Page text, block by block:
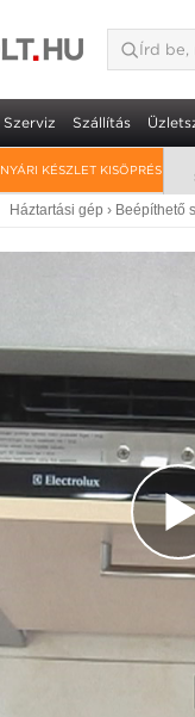
Szerviz Szállítás
NYÁRI KÉSZLET KISÖPRÉS
Háztartási gép › Beépíthető